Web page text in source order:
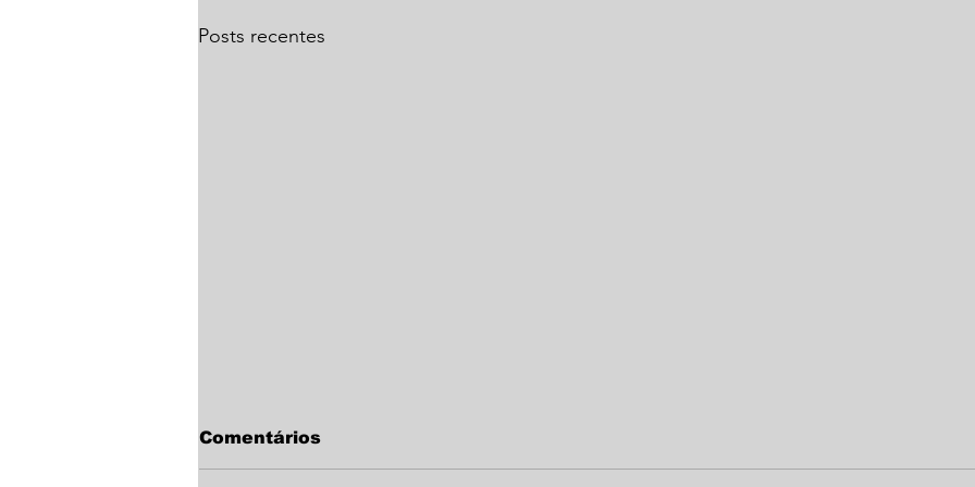
Posts recentes
Comentários